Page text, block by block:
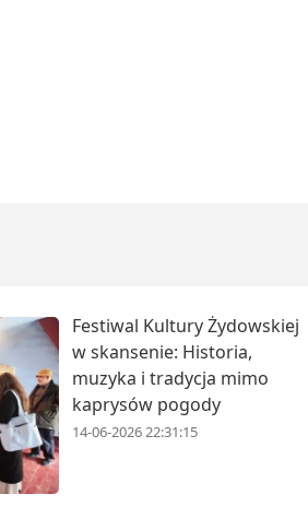
Festiwal Kultury Żydowskiej
w skansenie: Historia,
muzyka i tradycja mimo
kaprysów pogody
14-06-2026 22:31:15